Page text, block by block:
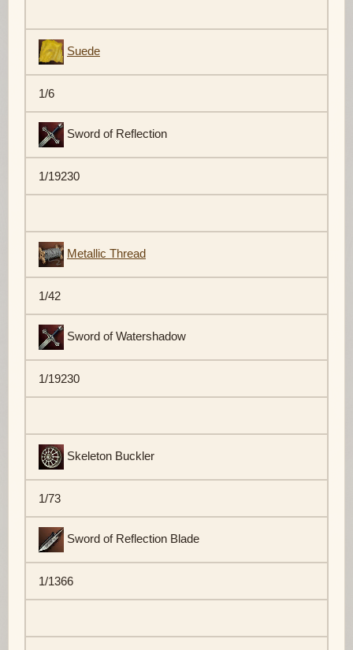
Suede
1/6
Sword of Reflection
1/19230
Metallic Thread
1/42
Sword of Watershadow
1/19230
Skeleton Buckler
1/73
Sword of Reflection Blade
1/1366